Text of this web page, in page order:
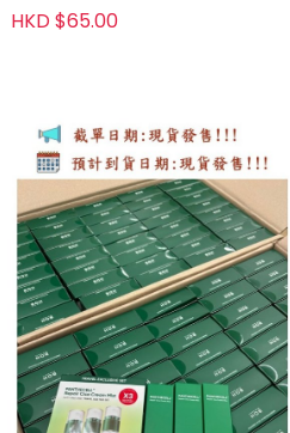
HKD $65.00